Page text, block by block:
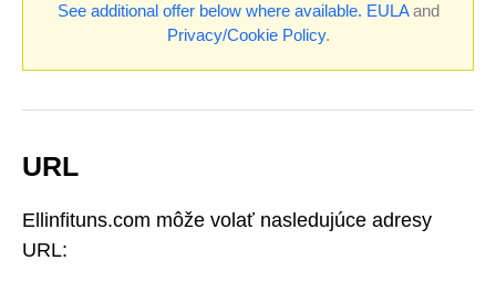
See additional offer below where available. EULAand
Privacy/Cookie Policy.
URL
Ellinfituns.com môže volať nasledujúce adresy
URL: